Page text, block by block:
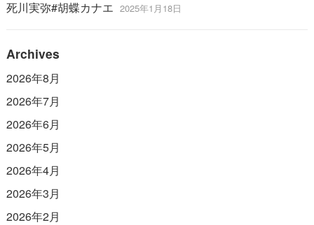
死川実弥#胡蝶カナエ 2025年1月18日
Archives
2026年8月
2026年7月
2026年6月
2026年5月
2026年4月
2026年3月
2026年2月